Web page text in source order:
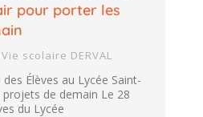
pour porter les
Vie scolaire DERVAL
Élèves au Lycée Saint-
de demain Le 28
du Lycée